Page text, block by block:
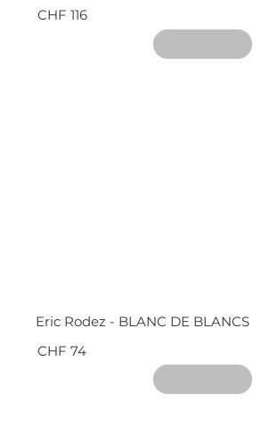
CHF 116
Eric Rodez - BLANC DE BLANCS
CHF 74